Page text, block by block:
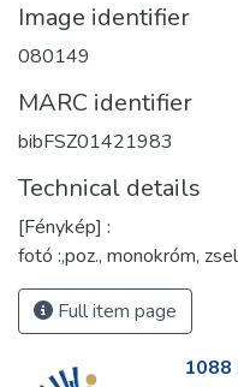
Image identifier
080149
MARC identifier
bibFSZ01421983
Technical details
[Fénykép] :
fotó :,poz., monokróm,
Full item page
1088